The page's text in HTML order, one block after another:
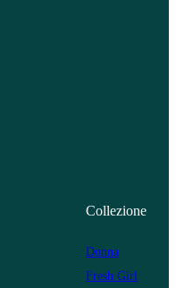
Collezione
Donna
Fresh Girl